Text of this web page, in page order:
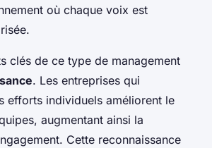
où chaque voix est
clés de ce type de management
. Les entreprises qui
efforts individuels améliorent le
augmentant ainsi la
Cette reconnaissance